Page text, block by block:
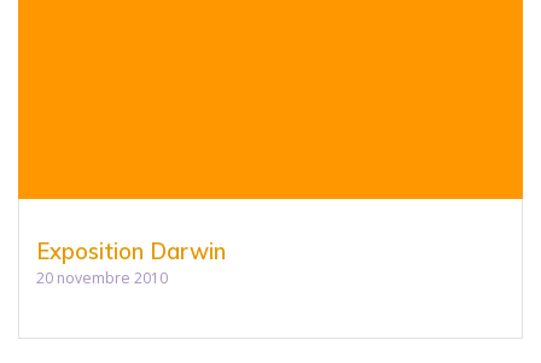
Exposition Darwin
20 novembre 2010